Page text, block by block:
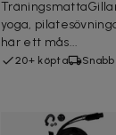
yoga,
här ett mås...
20+ köpta